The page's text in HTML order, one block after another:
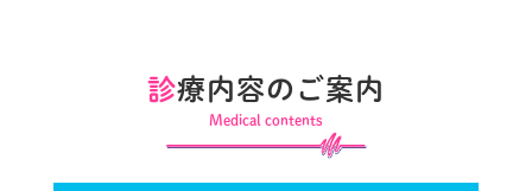
診療内容のご案内
Medical contents